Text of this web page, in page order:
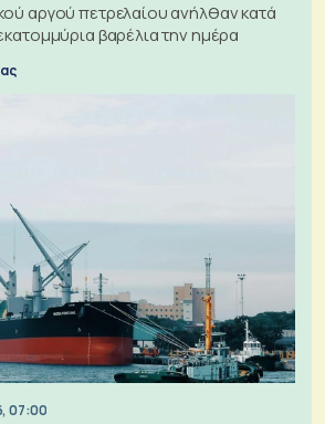
αργού πετρελαίου ανήλθαν κατά
βαρέλια την ημέρα
07:00